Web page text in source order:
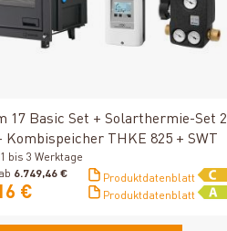
17 Basic Set + Solarthermie-Set 2
Kombispeicher THKE 825 + SWT
bis 3 Werktage
6.749,46 €
€
Produktdatenblatt
Produktdatenblatt